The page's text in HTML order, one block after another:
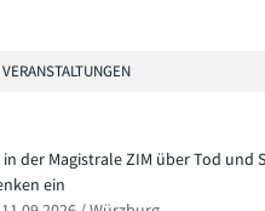
der Magistrale ZIM über Tod und
ein